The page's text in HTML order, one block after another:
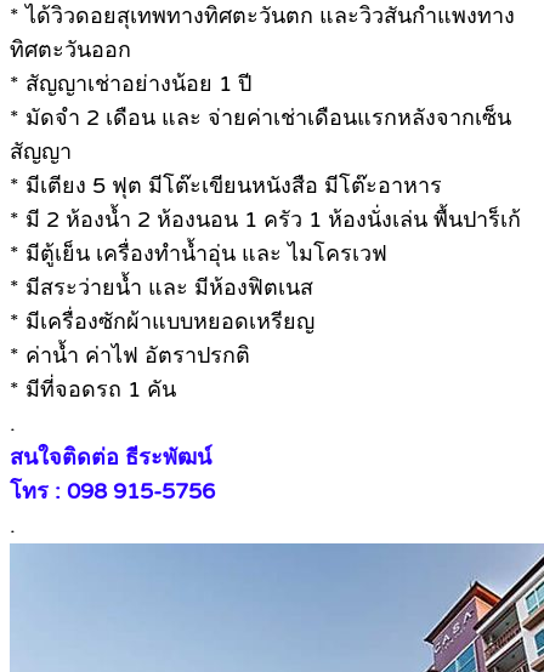
* ได้วิวดอยสุเทพทางทิศตะวันตก และวิวสันกำแพงทาง
ทิศตะวันออก
* สัญญาเช่าอย่างน้อย 1 ปี
* มัดจำ 2 เดือน และ จ่ายค่าเช่าเดือนแรกหลังจากเซ็น
สัญญา
* มีเตียง 5 ฟุต มีโต๊ะเขียนหนังสือ มีโต๊ะอาหาร
* มี 2 ห้องน้ำ 2 ห้องนอน 1 ครัว 1 ห้องนั่งเล่น พื้นปาร็เก้
* มีตู้เย็น เครื่องทำน้ำอุ่น และ ไมโครเวฟ
* มีสระว่ายน้ำ และ มีห้องฟิตเนส
* มีเครื่องซักผ้าแบบหยอดเหรียญ
* ค่าน้ำ ค่าไฟ อัตราปรกติ
* มีที่จอดรถ 1 คัน
.
สนใจติดต่อ ธีระพัฒน์
โทร : 098 915-5756
.